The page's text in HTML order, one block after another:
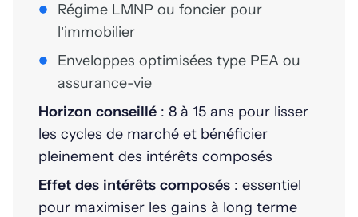
Régime LMNP ou foncier pour
l’immobilier
Enveloppes optimisées type PEA ou
assurance-vie
Horizon conseillé : 8 à 15 ans pour lisser
les cycles de marché et bénéficier
pleinement des intérêts composés
Effet des intérêts composés : essentiel
pour maximiser les gains à long terme